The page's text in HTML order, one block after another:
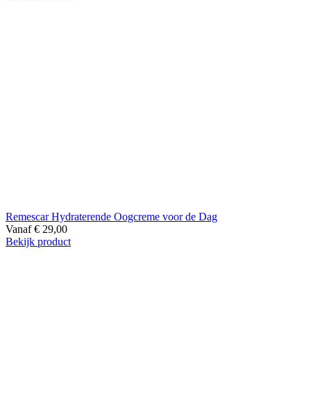
Remescar Hydraterende Oogcreme voor de Dag
Vanaf € 29,00
Bekijk product